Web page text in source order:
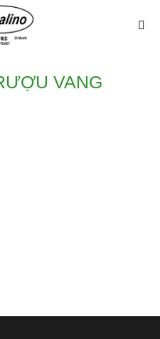
VANG